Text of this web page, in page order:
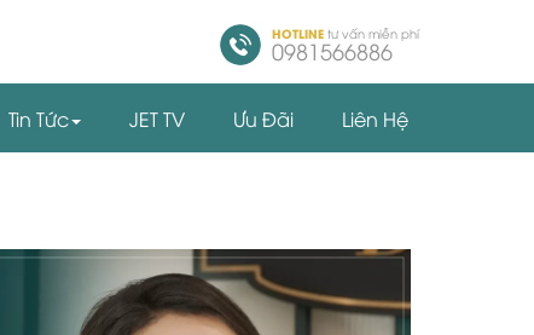
HOTLINE tư vấn miễn phí
0981566886
Tin Tức JET TV Ưu Đãi Liên Hệ